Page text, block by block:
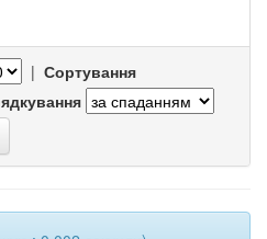
| Сортування